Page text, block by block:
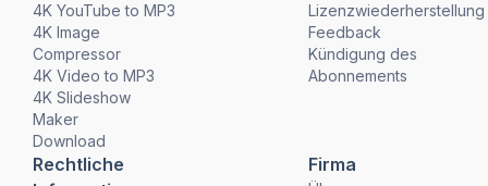
4K YouTube to MP3
4K Image
Compressor
4K Video to MP3
4K Slideshow
Maker
Download
Lizenzwiederherstellung
Feedback
Kündigung des
Abonnements
Rechtliche
Firma